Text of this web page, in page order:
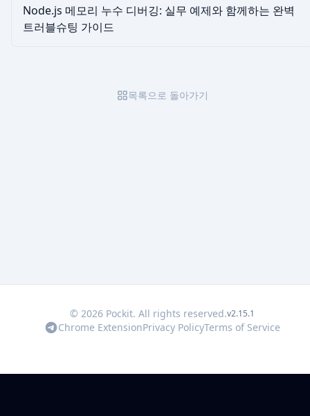
Node.js 메모리 누수 디버깅: 실무 예제와 함께하는 완벽
트러블슈팅 가이드
목록으로 돌아가기
© 2026 Pockit. All rights reserved.v2.15.1
Chrome ExtensionPrivacy PolicyTerms of Service